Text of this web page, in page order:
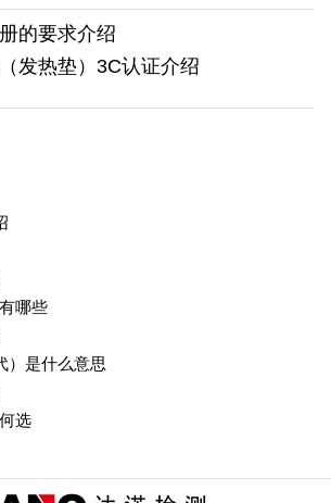
的要求介绍
发热垫）3C认证介绍
哪些
）是什么意思
选